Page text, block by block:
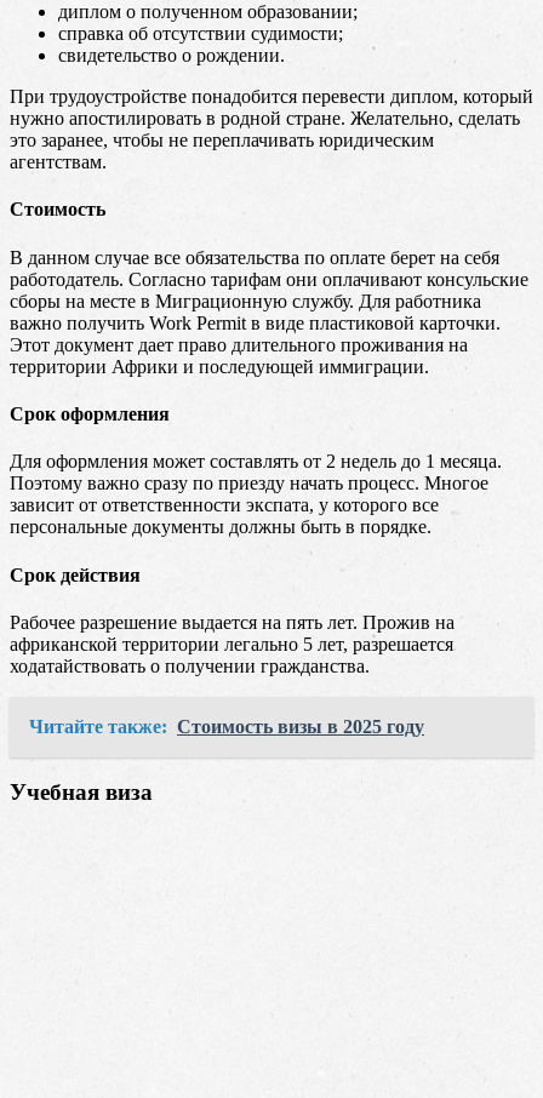
диплом о полученном образовании;
справка об отсутствии судимости;
свидетельство о рождении.
При трудоустройстве понадобится перевести диплом, который
нужно апостилировать в родной стране. Желательно, сделать
это заранее, чтобы не переплачивать юридическим
агентствам.
Стоимость
В данном случае все обязательства по оплате берет на себя
работодатель. Согласно тарифам они оплачивают консульские
сборы на месте в Миграционную службу. Для работника
важно получить Work Permit в виде пластиковой карточки.
Этот документ дает право длительного проживания на
территории Африки и последующей иммиграции.
Срок оформления
Для оформления может составлять от 2 недель до 1 месяца.
Поэтому важно сразу по приезду начать процесс. Многое
зависит от ответственности экспата, у которого все
персональные документы должны быть в порядке.
Срок действия
Рабочее разрешение выдается на пять лет. Прожив на
африканской территории легально 5 лет, разрешается
ходатайствовать о получении гражданства.
Читайте также: Стоимость визы в 2025 году
Учебная виза